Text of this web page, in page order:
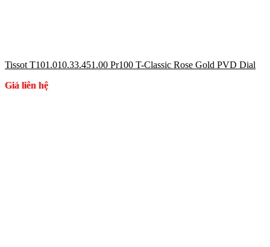
Tissot T101.010.33.451.00 Pr100 T-Classic Rose Gold PVD Dial
Giá liên hệ